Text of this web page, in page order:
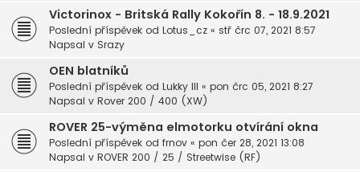
Victorinox - Britská Rally Kokořín 8. - 18.9.2021
Poslední příspěvek od Lotus_cz « stř črc 07, 2021 8:57
Napsal v Srazy
OEN blatníků
Poslední příspěvek od Lukky III « pon črc 05, 2021 8:27
Napsal v Rover 200 / 400 (XW)
ROVER 25-výměna elmotorku otvírání okna
Poslední příspěvek od frnov « pon čer 28, 2021 13:08
Napsal v ROVER 200 / 25 / Streetwise (RF)